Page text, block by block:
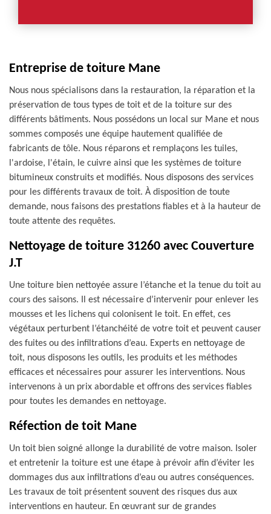
Entreprise de toiture Mane
Nous nous spécialisons dans la restauration, la réparation et la
préservation de tous types de toit et de la toiture sur des
différents bâtiments. Nous possédons un local sur Mane et nous
sommes composés une équipe hautement qualifiée de
fabricants de tôle. Nous réparons et remplaçons les tuiles,
l'ardoise, l'étain, le cuivre ainsi que les systèmes de toiture
bitumineux construits et modifiés. Nous disposons des services
pour les différents travaux de toit. À disposition de toute
demande, nous faisons des prestations fiables et à la hauteur de
toute attente des requêtes.
Nettoyage de toiture 31260 avec Couverture
J.T
Une toiture bien nettoyée assure l’étanche et la tenue du toit au
cours des saisons. Il est nécessaire d’intervenir pour enlever les
mousses et les lichens qui colonisent le toit. En effet, ces
végétaux perturbent l’étanchéité de votre toit et peuvent causer
des fuites ou des infiltrations d’eau. Experts en nettoyage de
toit, nous disposons les outils, les produits et les méthodes
efficaces et nécessaires pour assurer les interventions. Nous
intervenons à un prix abordable et offrons des services fiables
pour toutes les demandes en nettoyage.
Réfection de toit Mane
Un toit bien soigné allonge la durabilité de votre maison. Isoler
et entretenir la toiture est une étape à prévoir afin d’éviter les
dommages dus aux infiltrations d’eau ou autres conséquences.
Les travaux de toit présentent souvent des risques dus aux
interventions en hauteur. En œuvrant sur de grandes